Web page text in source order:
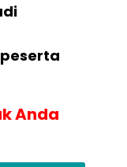
peserta
Anda